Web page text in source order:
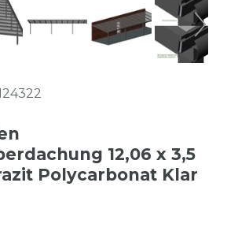
12,06 x 3,5
Polycarbonat Klar